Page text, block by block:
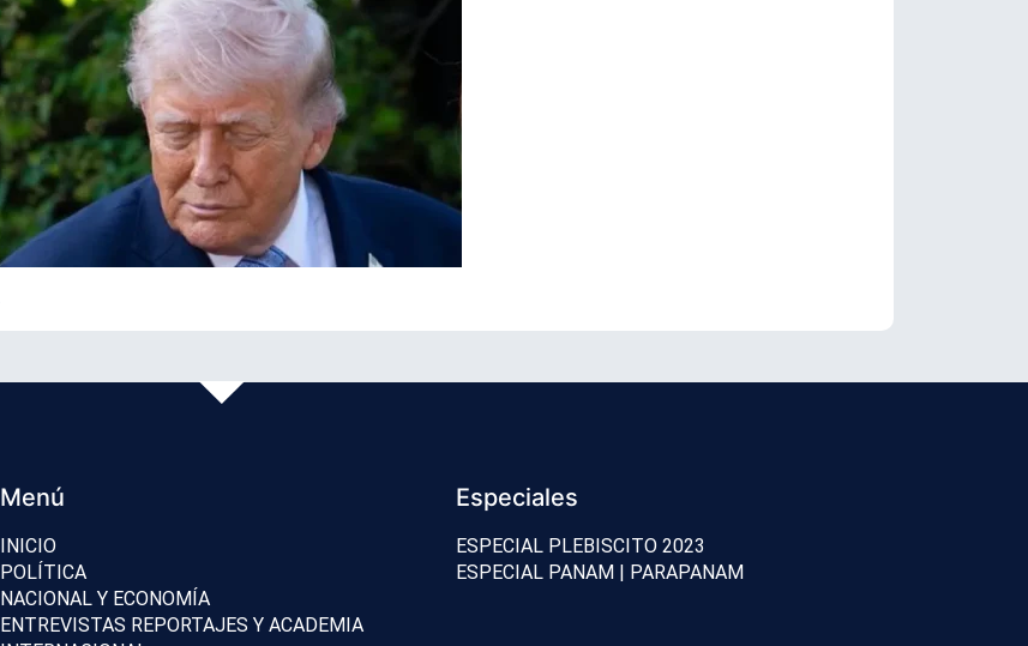
Menú
INICIO
POLÍTICA
NACIONAL Y ECONOMÍA
ENTREVISTAS REPORTAJES Y ACADEMIA
Especiales
ESPECIAL PLEBISCITO 2023
ESPECIAL PANAM | PARAPANAM